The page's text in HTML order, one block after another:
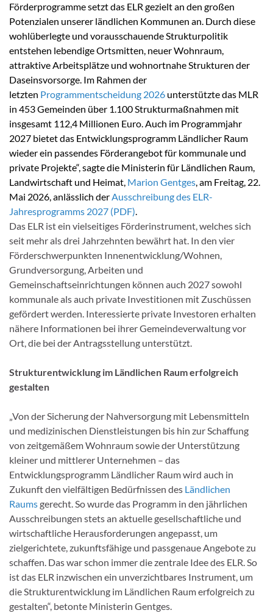
Förderprogramme setzt das ELR gezielt an den großen
Potenzialen unserer ländlichen Kommunen an. Durch diese
wohlüberlegte und vorausschauende Strukturpolitik
entstehen lebendige Ortsmitten, neuer Wohnraum,
attraktive Arbeitsplätze und wohnortnahe Strukturen der
Daseinsvorsorge. Im Rahmen der
letzten Programmentscheidung 2026 unterstützte das MLR
in 453 Gemeinden über 1.100 Strukturmaßnahmen mit
insgesamt 112,4 Millionen Euro. Auch im Programmjahr
2027 bietet das Entwicklungsprogramm Ländlicher Raum
wieder ein passendes Förderangebot für kommunale und
private Projekte“, sagte die Ministerin für Ländlichen Raum,
Landwirtschaft und Heimat, Marion Gentges, am Freitag, 22.
Mai 2026, anlässlich derAusschreibung des ELR-
Jahresprogramms 2027 (PDF).
Das ELR ist ein vielseitiges Förderinstrument, welches sich
seit mehr als drei Jahrzehnten bewährt hat. In den vier
Förderschwerpunkten Innenentwicklung/Wohnen,
Grundversorgung, Arbeiten und
Gemeinschaftseinrichtungen können auch 2027 sowohl
kommunale als auch private Investitionen mit Zuschüssen
gefördert werden. Interessierte private Investoren erhalten
nähere Informationen bei ihrer Gemeindeverwaltung vor
Ort, die bei der Antragsstellung unterstützt.
Strukturentwicklung im Ländlichen Raum erfolgreich
gestalten
„Von der Sicherung der Nahversorgung mit Lebensmitteln
und medizinischen Dienstleistungen bis hin zur Schaffung
von zeitgemäßem Wohnraum sowie der Unterstützung
kleiner und mittlerer Unternehmen – das
Entwicklungsprogramm Ländlicher Raum wird auch in
Zukunft den vielfältigen Bedürfnissen des Ländlichen
Raumsgerecht. So wurde das Programm in den jährlichen
Ausschreibungen stets an aktuelle gesellschaftliche und
wirtschaftliche Herausforderungen angepasst, um
zielgerichtete, zukunftsfähige und passgenaue Angebote zu
schaffen. Das war schon immer die zentrale Idee des ELR. So
ist das ELR inzwischen ein unverzichtbares Instrument, um
die Strukturentwicklung im Ländlichen Raum erfolgreich zu
gestalten“, betonte Ministerin Gentges.